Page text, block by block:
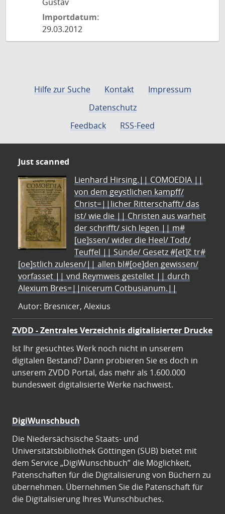
Importdatum:
29.03.2012
Hilfe zur Suche Kontakt
Impressum
Datenschutz
Feedback
RSS-Feed
Just scanned
Lienhard Hirsing.|| COMOEDIA ||
von dem geystlichen kampff/
Christ=||licher Ritterschafft/ das
ist/ wie die || Christen aus warheit
der schrifft/ sich legen || m#
[ue]ssen/ wider die Heel/ Todt/
Teuffel || Sünde/ Gesetz #[et]c̃ tr#
[oe]stlich zulesen/|| allen bl#[oe]den gewissen/
vorfasset || vnd Reymweis gestellet || durch
Alexium Bres=||nicerum Cotbusianum.||
Autor: Bresnicer, Alexius
ZVDD - Zentrales Verzeichnis digitalisierter Drucke
Ist Ihr gesuchtes Werk noch nicht in unserem
digitalen Bestand? Dann probieren Sie es doch in
unserem ZVDD Portal, das mehr als 1.600.000
bundesweit digitalisierte Werke nachweist.
DigiWunschbuch
Die Niedersächsische Staats- und
Universitätsbibliothek Göttingen (SUB) bietet mit
dem Service „DigiWunschbuch” die Möglichkeit,
Patenschaften für die Digitalisierung von Büchern zu
übernehmen. Übernehmen Sie die Patenschaft für
die Digitalisierung Ihres Wunschbuches.